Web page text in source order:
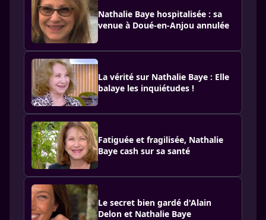
Nathalie Baye hospitalisée : sa
venue à Doué-en-Anjou annulée
La vérité sur Nathalie Baye : Elle
balaye les inquiétudes !
Fatiguée et fragilisée, Nathalie
Baye cash sur sa santé
Le secret bien gardé d'Alain
Delon et Nathalie Baye